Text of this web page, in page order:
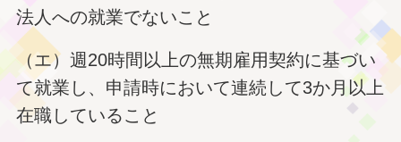
法人への就業でないこと
（エ）週20時間以上の無期雇用契約に基づい
て就業し、申請時において連続して3か月以上
在職していること